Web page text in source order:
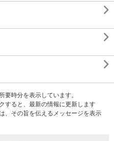



要時分を表示しています。
すると、最新の情報に更新します
、その旨を伝えるメッセージを表示